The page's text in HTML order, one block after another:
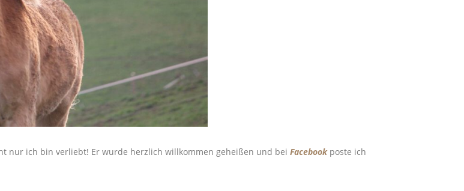
nur ich bin verliebt! Er wurde herzlich willkommen geheißen und bei Facebookposte ich